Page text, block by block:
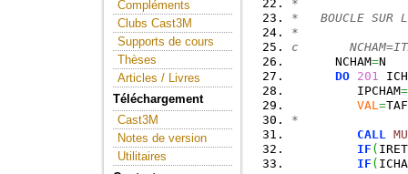
Compléments
Clubs Cast3M
Supports de cours
Thèses
Articles / Livres
Téléchargement
Cast3M
Notes de version
Utilitaires
*
*   BOUCLE SUR
*
c
      NCHAM
=N
DO 201
         IPCHAM
=
VAL =
*
CALL
IF (
IF (